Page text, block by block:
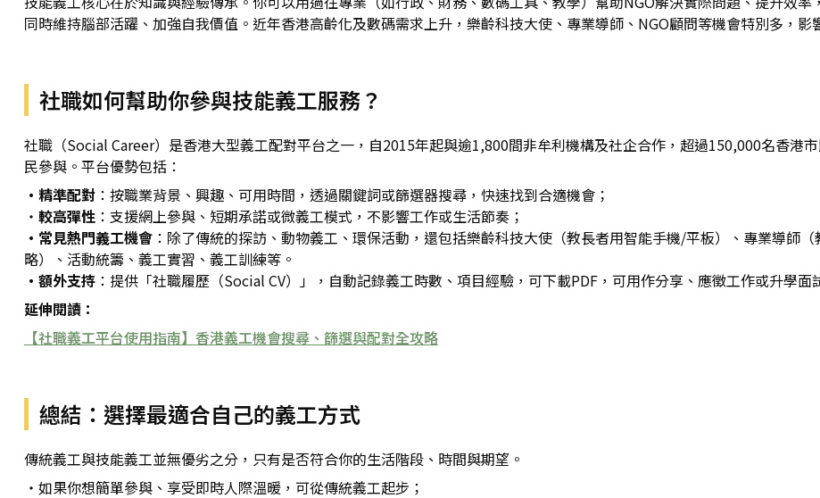
同時維持腦部活躍、加強自我價值。近年香港高齡化及數碼需求上升，樂齡科技大使、專業導師、NGO顧問等機會特別多，影
社職如何幫助你參與技能義工服務？
社職（Social Career）是香港大型義工配對平台之一，自2015年起與逾1,800間非牟利機構及社企合作，超過150,000名香港
民參與。平台優勢包括：
・精準配對：按職業背景、興趣、可用時間，透過關鍵詞或篩選器搜尋，快速找到合適機會；
・ 較高彈性：支援網上參與、短期承諾或微義工模式，不影響工作或生活節奏；
・常見熱門義工機會：除了傳統的探訪、動物義工、環保活動，還包括樂齡科技大使（教長者用智能手機/平板）、專業導師
略）、活動統籌、義工實習、義工訓練等。
・額外支持：提供「社職履歷（Social CV）」，自動記錄義工時數、項目經驗，可下載PDF，可用作分享、應徵工作或升學面
延伸閱讀：
【社職義工平台使用指南】香港義工機會搜尋、篩選與配對全攻略
總結：選擇最適合自己的義工方式
傳統義工與技能義工並無優劣之分，只有是否符合你的生活階段、時間與期望。
・如果你想簡單參與、享受即時人際溫暖，可從傳統義工起步；